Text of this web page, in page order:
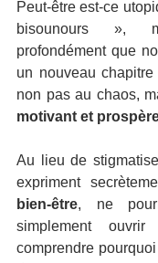
Peut-être est-ce
bisounours »,
profondément que
un nouveau
non pas au chaos,
motivant et
Au lieu de
expriment
bien-être, ne
simplement
comprendre